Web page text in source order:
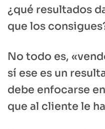
¿qué resultados
que los
No todo es,
sí ese es un
debe enfocarse
que al cliente le